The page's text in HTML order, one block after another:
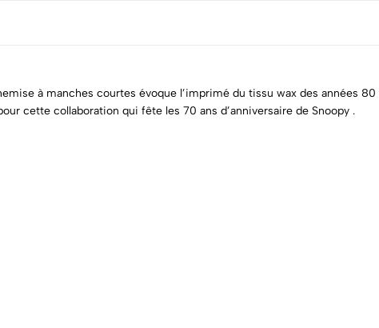
à manches courtes évoque l’imprimé du tissu wax des années
cette collaboration qui fête les 70 ans d’anniversaire de Snoopy .